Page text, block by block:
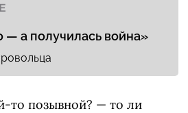
— а получилась война»
то позывной? — то ли